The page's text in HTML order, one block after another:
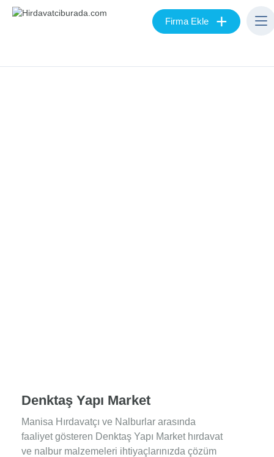
Firma Ekle +
Denktaş Yapı Market
Manisa Hırdavatçı ve Nalburlar arasında
faaliyet gösteren Denktaş Yapı Market hırdavat
ve nalbur malzemeleri ihtiyaçlarınızda çözüm